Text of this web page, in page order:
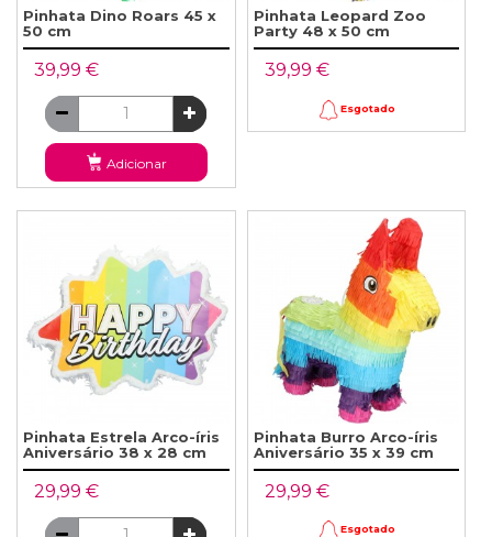
Pinhata Dino Roars 45 x
50 cm
39,99 €
Adicionar
Pinhata Leopard Zoo
Party 48 x 50 cm
39,99 €
Esgotado
Pinhata Estrela Arco-íris
Aniversário 38 x 28 cm
29,99 €
Pinhata Burro Arco-íris
Aniversário 35 x 39 cm
29,99 €
Esgotado